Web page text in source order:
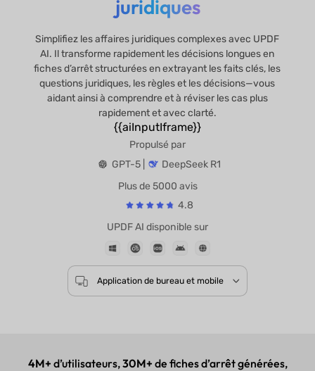
juridiques
Simplifiez les affaires juridiques complexes avec UPDF
AI. Il transforme rapidement les décisions longues en
fiches d’arrêt structurées en extrayant les faits clés, les
questions juridiques, les règles et les décisions—vous
aidant ainsi à comprendre et à réviser les cas plus
rapidement et avec clarté.
{{aiInputIframe}}
Propulsé par
GPT-5 | DeepSeek R1
Plus de 5000 avis
4.8
UPDF AI disponible sur
Application de bureau et mobile
4M+ d’utilisateurs,30M+ de fiches d’arrêt générées,